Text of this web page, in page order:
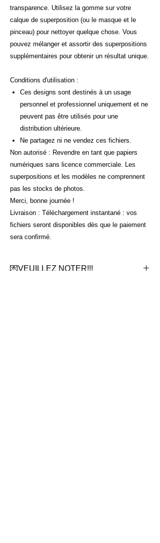
transparence. Utilisez la gomme sur votre
calque de superposition (ou le masque et le
pinceau) pour nettoyer quelque chose. Vous
pouvez mélanger et assortir des superpositions
supplémentaires pour obtenir un résultat unique.
Conditions d'utilisation :
Ces designs sont destinés à un usage
personnel et professionnel uniquement et ne
peuvent pas être utilisés pour une
distribution ultérieure.
Ne partagez ni ne vendez ces fichiers.
Non autorisé : Revendre en tant que papiers
numériques sans licence commerciale. Les
superpositions et les modèles ne comprennent
pas les stocks de photos.
Merci, bonne journée !
Livraison : Téléchargement instantané : vos
fichiers seront disponibles dès que le paiement
sera confirmé.
💌VEUILLEZ NOTER!!!